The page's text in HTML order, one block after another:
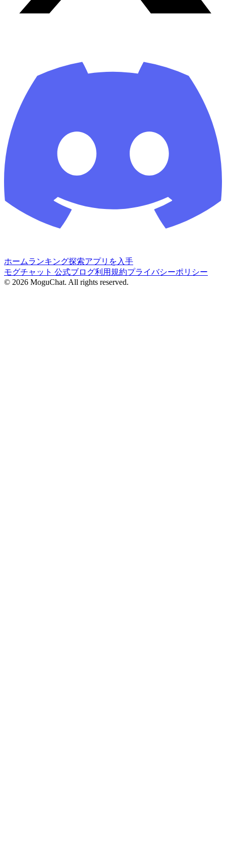
ホームランキング探索アプリを入手
モグチャット 公式ブログ利用規約プライバシーポリシー
© 2026 MoguChat. All rights reserved.